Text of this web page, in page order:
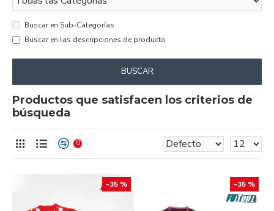
Buscar en Sub-Categorías
Buscar en las descripciones de producto
BUSCAR
Productos que satisfacen los criterios de
búsqueda
0
-35 % -35 %